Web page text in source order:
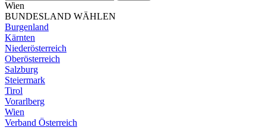
Wien
BUNDESLAND WÄHLEN
Burgenland
Kärnten
Niederösterreich
Oberösterreich
Salzburg
Steiermark
Tirol
Vorarlberg
Wien
Verband Österreich